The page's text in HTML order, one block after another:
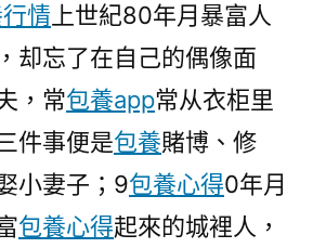
情 上世紀80年月暴富人
却忘了在自己的偶像面
，常包養app常从衣柜里
件事便是包養賭博、修
小妻子；9包養心得0年月
包養心得起來的城裡人，